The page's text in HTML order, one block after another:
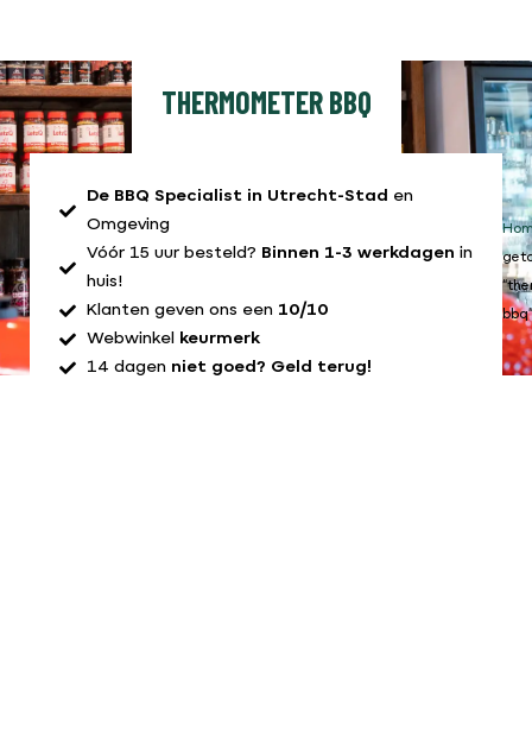
THERMOMETER BBQ
De BBQ Specialist in Utrecht-Stad en
Omgeving
Vóór 15 uur besteld? Binnen 1-3 werkdagen in
huis!
Klanten geven ons een 10/10
Webwinkel keurmerk
14 dagen niet goed? Geld terug!
bbq”